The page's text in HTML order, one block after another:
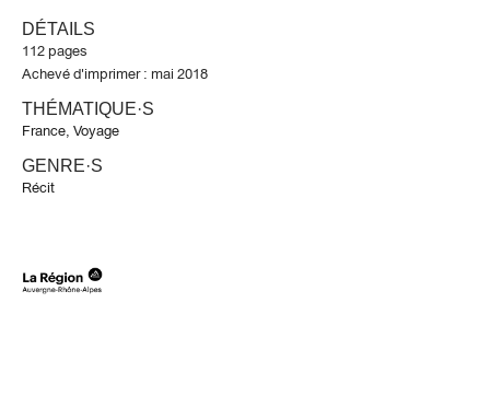
DÉTAILS
112 pages
Achevé d'imprimer : mai 2018
THÉMATIQUE·S
France Voyage
GENRE·S
Récit